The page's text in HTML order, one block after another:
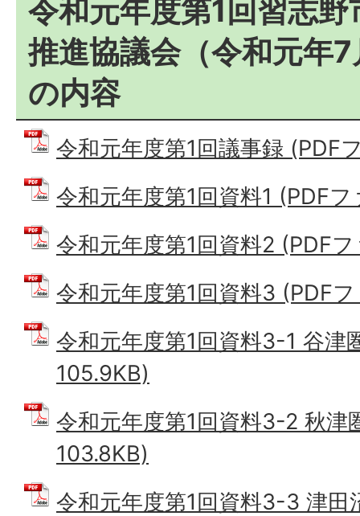
令和元年度第1回習志
推進協議会（令和元年
の内容
令和元年度第1回議事録 (PDF
令和元年度第1回資料1 (PDF
令和元年度第1回資料2 (PDF
令和元年度第1回資料3 (PDF
令和元年度第1回資料3-1 谷津
105.9KB)
令和元年度第1回資料3-2 秋津
103.8KB)
令和元年度第1回資料3-3 津田